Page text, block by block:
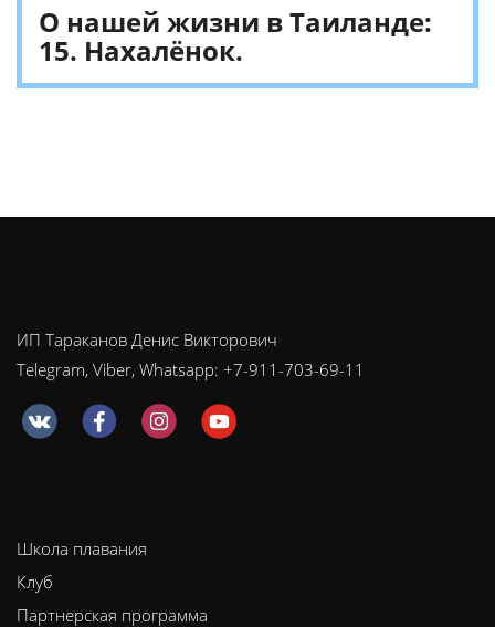
О нашей жизни в Таиланде:
15. Нахалёнок.
ИП Тараканов Денис Викторович
Telegram, Viber, Whatsapp: +7-911-703-69-11
Школа плавания
Клуб
Партнерская программа